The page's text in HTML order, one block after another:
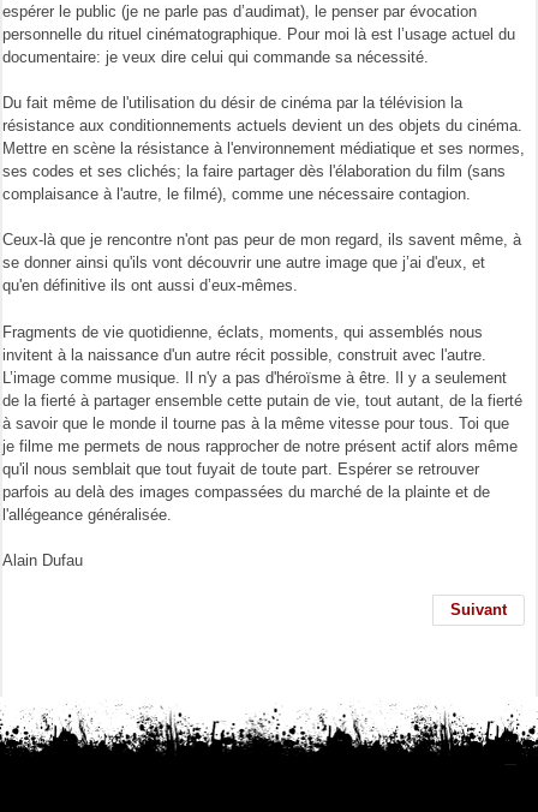
espérer le public (je ne parle pas d’audimat), le penser par évocation
personnelle du rituel cinématographique. Pour moi là est l’usage actuel du
documentaire: je veux dire celui qui commande sa nécessité.
Du fait même de l'utilisation du désir de cinéma par la télévision la
résistance aux conditionnements actuels devient un des objets du cinéma.
Mettre en scène la résistance à l'environnement médiatique et ses normes,
ses codes et ses clichés; la faire partager dès l'élaboration du film (sans
complaisance à l'autre, le filmé), comme une nécessaire contagion.
Ceux-là que je rencontre n'ont pas peur de mon regard, ils savent même, à
se donner ainsi qu'ils vont découvrir une autre image que j’ai d'eux, et
qu'en définitive ils ont aussi d’eux-mêmes.
Fragments de vie quotidienne, éclats, moments, qui assemblés nous
invitent à la naissance d'un autre récit possible, construit avec l'autre.
L’image comme musique. Il n'y a pas d'héroïsme à être. Il y a seulement
de la fierté à partager ensemble cette putain de vie, tout autant, de la fierté
à savoir que le monde il tourne pas à la même vitesse pour tous. Toi que
je filme me permets de nous rapprocher de notre présent actif alors même
qu'il nous semblait que tout fuyait de toute part. Espérer se retrouver
parfois au delà des images compassées du marché de la plainte et de
l'allégeance généralisée.
Alain Dufau
Suivant